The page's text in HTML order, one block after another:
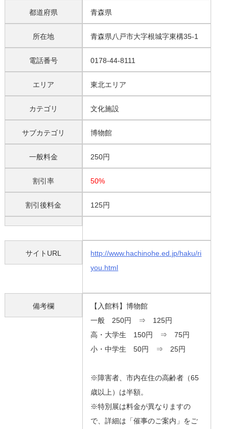
都道府県 青森県
所在地 青森県八戸市大字根城字東構35-1
電話番号 0178-44-8111
エリア 東北エリア
カテゴリ 文化施設
サブカテゴリ 博物館
一般料金 250円
割引率 50%
割引後料金 125円
サイトURL
http://www.hachinohe.ed.jp/haku/ri
you.html
備考欄
【入館料】博物館
一般 250円 ⇒ 125円
高・大学生 150円 ⇒ 75円
小・中学生 50円 ⇒ 25円
※障害者、市内在住の高齢者（65
歳以上）は半額。
※特別展は料金が異なりますの
で、詳細は「催事のご案内」をご